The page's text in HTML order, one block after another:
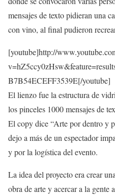
mensajes de texto pidieran una
con vino, al final pudieron
[youtube]http://
B7B54ECEFF3539E[/youtube]
El lienzo fue la estructura de
los pinceles 1000 mensajes de
El copy dice “Arte por dentro y
dejo a más de un espectador
y por la logística del evento.
La idea del proyecto era crear
obra de arte y acercar a la